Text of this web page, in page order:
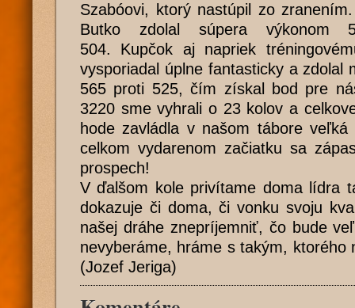
Szabóovi, ktorý nastúpil zo
Butko zdolal súpera výkonom
504. Kupčok aj napriek
vysporiadal úplne fantasticky a zdolal
565 proti 525, čím získal bod pre
3220 sme vyhrali o 23 kolov a
hode zavládla v našom tábore
celkom vydarenom začiatku sa
prospech!
V ďalšom kole privítame doma lídra
dokazuje či doma, či vonku svoju
našej dráhe znepríjemniť, čo bude
nevyberáme, hráme s takým, ktorého
(Jozef Jeriga)